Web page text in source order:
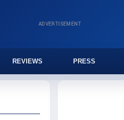
ADVERTISEMENT
REVIEWS PRESS